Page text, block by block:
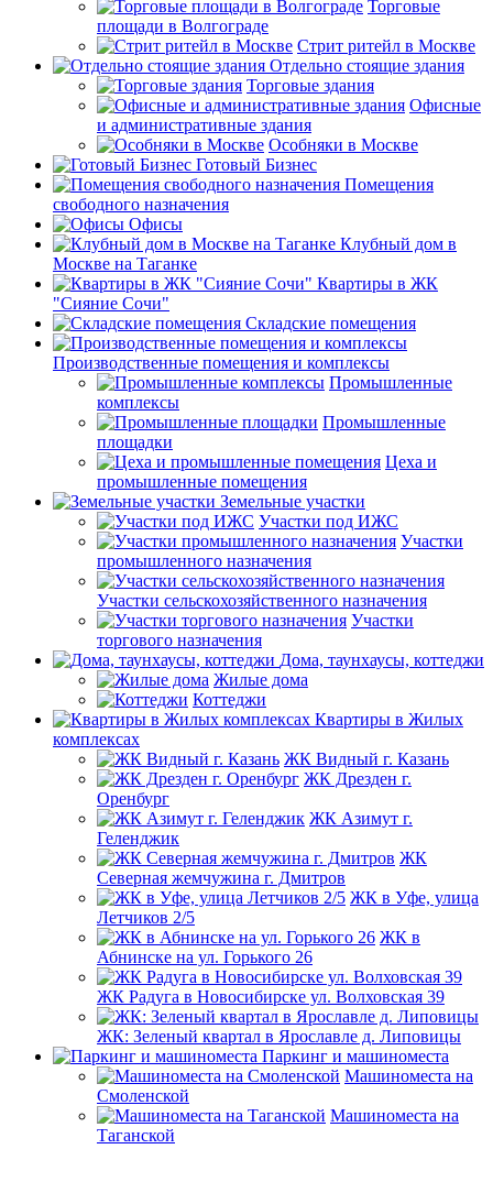
Торговые
площади в Волгограде
Стрит ритейл в Москве
Отдельно стоящие здания
Торговые здания
Офисные
и административные здания
Особняки в Москве
Готовый Бизнес
Помещения
свободного назначения
Офисы
Клубный дом в
Москве на Таганке
Квартиры в ЖК
"Сияние Сочи"
Складские помещения
Производственные помещения и комплексы
Промышленные
комплексы
Промышленные
площадки
Цеха и
промышленные помещения
Земельные участки
Участки под ИЖС
Участки
промышленного назначения
Участки сельскохозяйственного назначения
Участки
торгового назначения
Дома, таунхаусы, коттеджи
Жилые дома
Коттеджи
Квартиры в Жилых
комплексах
ЖК Видный г. Казань
ЖК Дрезден г.
Оренбург
ЖК Азимут г.
Геленджик
ЖК
Северная жемчужина г. Дмитров
ЖК в Уфе, улица
Летчиков 2/5
ЖК в
Абнинске на ул. Горького 26
ЖК Радуга в Новосибирске ул. Волховская 39
ЖК: Зеленый квартал в Ярославле д. Липовицы
Паркинг и машиноместа
Машиноместа на
Смоленской
Машиноместа на
Таганской